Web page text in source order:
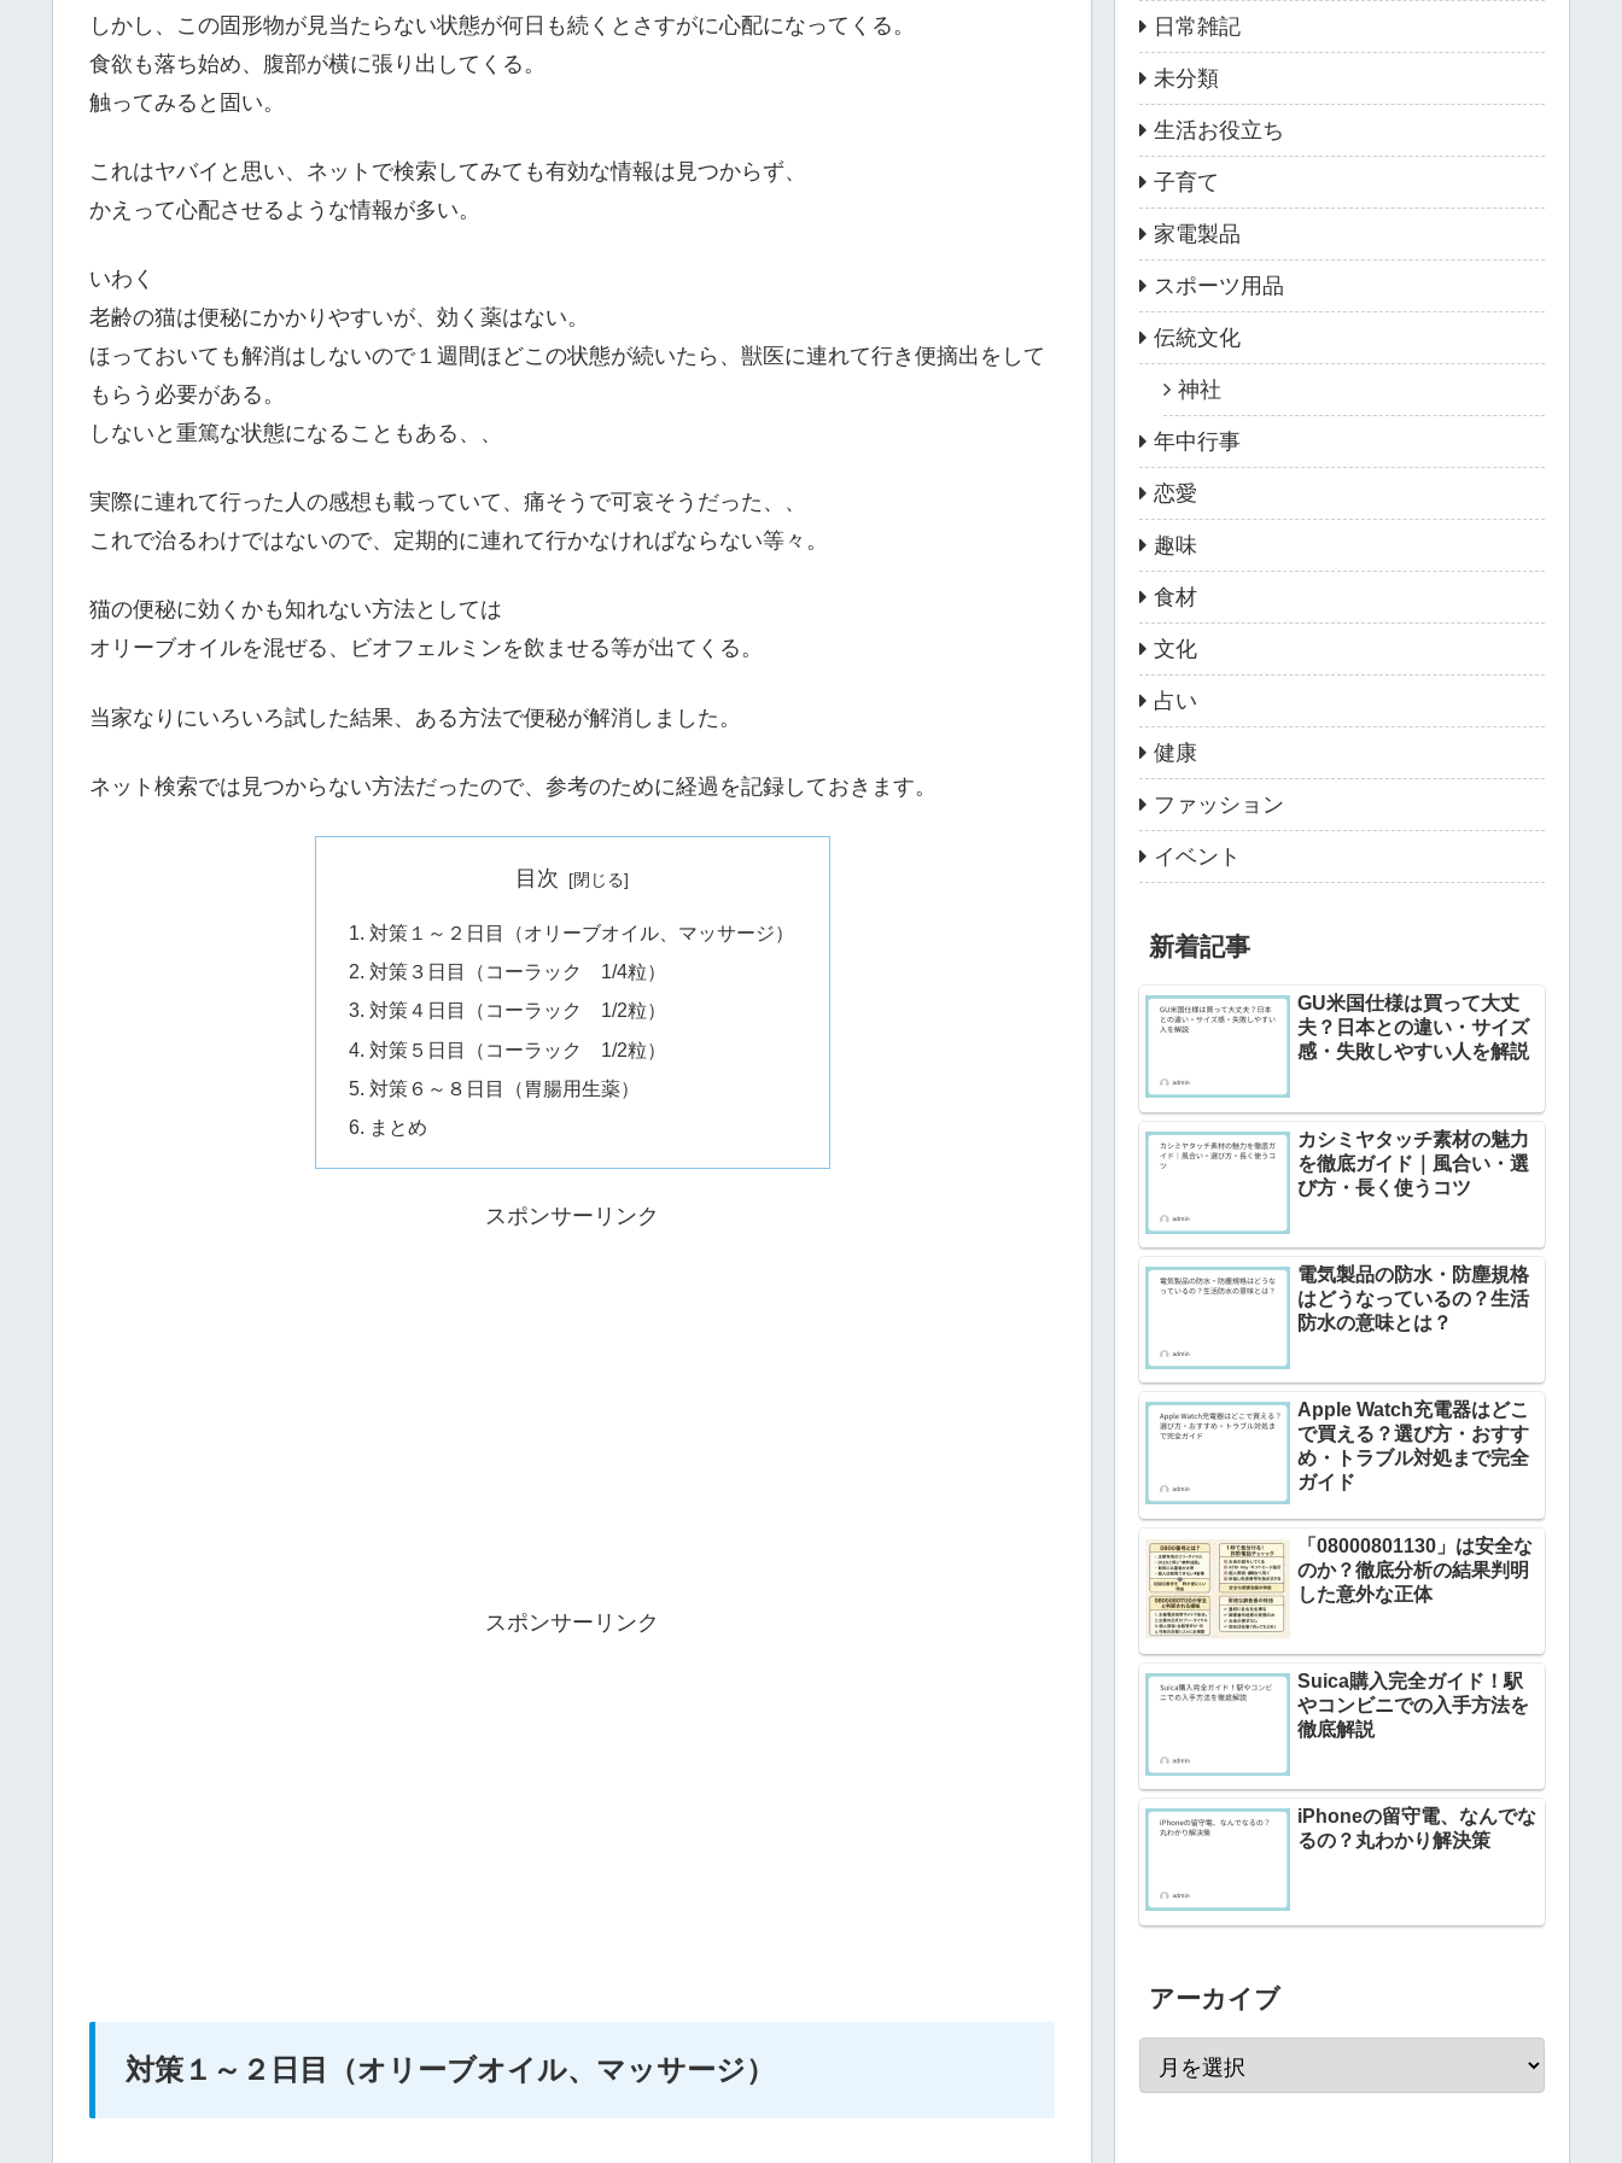
しかし、この固形物が見当たらない状態が何日も続くとさすがに心配になってくる。
食欲も落ち始め、腹部が横に張り出してくる。
触ってみると固い。
これはヤバイと思い、ネットで検索してみても有効な情報は見つからず、
かえって心配させるような情報が多い。
いわく
老齢の猫は便秘にかかりやすいが、効く薬はない。
ほっておいても解消はしないので１週間ほどこの状態が続いたら、獣医に連れて行き便摘出をして
もらう必要がある。
しないと重篤な状態になることもある、、
実際に連れて行った人の感想も載っていて、痛そうで可哀そうだった、、
これで治るわけではないので、定期的に連れて行かなければならない等々。
猫の便秘に効くかも知れない方法としては
オリーブオイルを混ぜる、ビオフェルミンを飲ませる等が出てくる。
当家なりにいろいろ試した結果、ある方法で便秘が解消しました。
ネット検索では見つからない方法だったので、参考のために経過を記録しておきます。
目次
対策１～２日目（オリーブオイル、マッサージ）
対策３日目（コーラック 1/4粒）
対策４日目（コーラック 1/2粒）
対策５日目（コーラック 1/2粒）
対策６～８日目（胃腸用生薬）
まとめ
スポンサーリンク
スポンサーリンク
対策１～２日目（オリーブオイル、マッサージ）
日常雑記
未分類
生活お役立ち
子育て
家電製品
スポーツ用品
伝統文化
神社
年中行事
恋愛
趣味
食材
文化
占い
健康
ファッション
イベント
新着記事
GU米国仕様は買って大丈
夫？日本との違い・サイズ
感・失敗しやすい人を解説
カシミヤタッチ素材の魅力
を徹底ガイド｜風合い・選
び方・長く使うコツ
電気製品の防水・防塵規格
はどうなっているの？生活
防水の意味とは？
Apple Watch充電器はどこ
で買える？選び方・おすす
め・トラブル対処まで完全
ガイド
「08000801130」は安全な
のか？徹底分析の結果判明
した意外な正体
Suica購入完全ガイド！駅
やコンビニでの入手方法を
徹底解説
iPhoneの留守電、なんでな
るの？丸わかり解決策
アーカイブ